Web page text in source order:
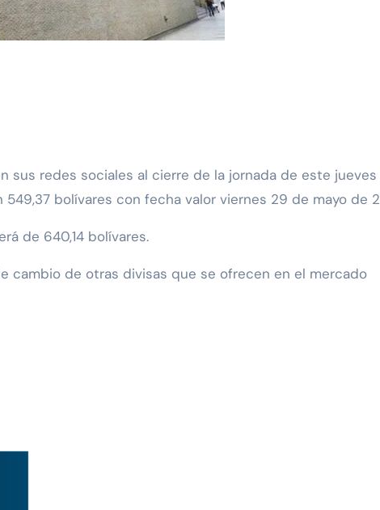
bolívares con fecha valor viernes 29 de mayo de
de 640,14 bolívares.
cambio de otras divisas que se ofrecen en el mercado